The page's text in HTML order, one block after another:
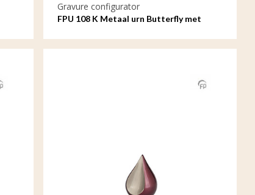
Gravure configurator
FPU 108 K Metaal urn Butterfly met